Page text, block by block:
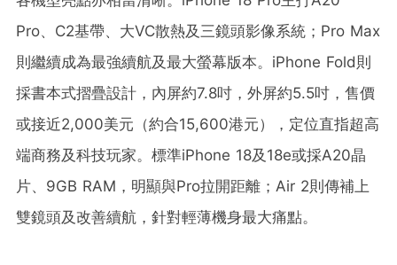
Pro、C2基帶、大VC散熱及三鏡頭影像系統；Pro Max
則繼續成為最強續航及最大螢幕版本。iPhone Fold則
採書本式摺疊設計，內屏約7.8吋，外屏約5.5吋，售價
或接近2,000美元（約合15,600港元），定位直指超高
端商務及科技玩家。標準iPhone 18及18e或採A20晶
片、9GB RAM，明顯與Pro拉開距離；Air 2則傳補上
雙鏡頭及改善續航，針對輕薄機身最大痛點。